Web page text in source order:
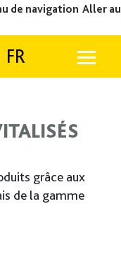
de navigation Aller au
FR
grâce aux
de la gamme